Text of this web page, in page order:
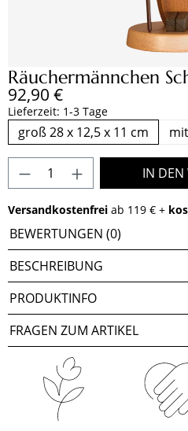
Räuchermännchen
Regulärer Preis:
92,90 €
Lieferzeit: 1-3 Tage
groß 28 x 12,5 x 11 cm
Produkt Anzahl: Gib
IN DEN
Versandkostenfrei ab 119 € +
BEWERTUNGEN (0)
BESCHREIBUNG
PRODUKTINFO
FRAGEN ZUM ARTIKEL